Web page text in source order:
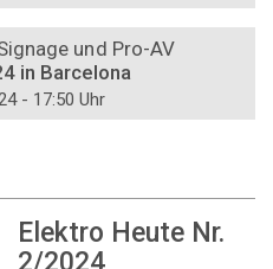
und Pro-AV
in Barcelona
- 17:50 Uhr
Elektro Heute Nr.